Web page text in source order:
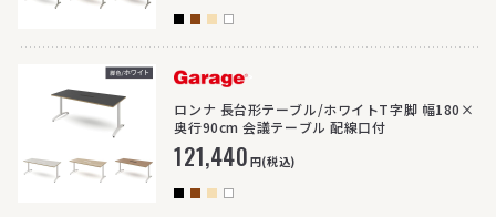
>
ロンナ 長台形テーブル/ホワイトT字脚 幅180×
奥行90cm 会議テーブル 配線口付
121,440円(税込)